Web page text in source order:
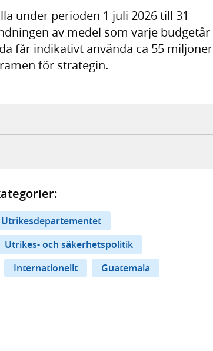
under perioden 1 juli 2026 till 31
av medel som varje budgetår
får indikativt använda ca 55 miljoner
för strategin.
flik, extern webbplats,
öppnar din e-postklient,
Utrikesdepartementet
Utrikes- och säkerhetspolitik
Internationellt Guatemala